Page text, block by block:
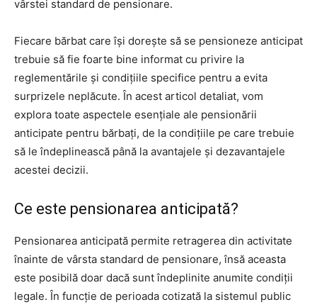
vârstei standard de pensionare.
Fiecare bărbat care își dorește să se pensioneze anticipat
trebuie să fie foarte bine informat cu privire la
reglementările și condițiile specifice pentru a evita
surprizele neplăcute. În acest articol detaliat, vom
explora toate aspectele esențiale ale pensionării
anticipate pentru bărbați, de la condițiile pe care trebuie
să le îndeplinească până la avantajele și dezavantajele
acestei decizii.
Ce este pensionarea anticipată?
Pensionarea anticipată permite retragerea din activitate
înainte de vârsta standard de pensionare, însă aceasta
este posibilă doar dacă sunt îndeplinite anumite condiții
legale. În funcție de perioada cotizată la sistemul public